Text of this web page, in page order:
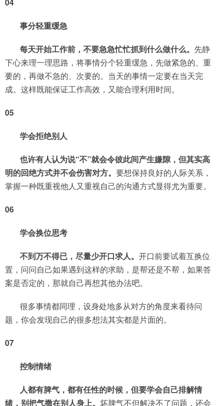
事分轻重缓急
每天开始工作前，不要急急忙忙抓到什么做什么。 先静
下心来理一理思路，将事情分个轻重缓急，先做紧急的、重
要的，再做不急的、次要的。当天的事情一定要在当天完
成。这样既能保证工作高效，又能合理利用时间。
05
学会拒绝别人
也许有人认为说“不”就会令彼此间产生嫌隙，但其实高
明的回绝方式并不会伤害对方。 要想保持良好的人际关系，
掌握一种既重视他人又重视自己的沟通方式显得尤为重要。
06
学会换位思考
不到万不得已，尽量少开口求人。 开口前要试着互换位
置，问问自己如果遇到这样的求助，是帮还是不帮，如果答
案是否定的，那就自己再想其他办法吧。
很多事情都同理，设身处地多从对方的角度来看待问
题，你会发现自己的很多想法其实都是片面的。
07
控制情绪
人都有脾气，都有任性的时候，但要学会自己排解情
绪，别把气撒在别人身上。 坏脾气不但解决不了问题，还会